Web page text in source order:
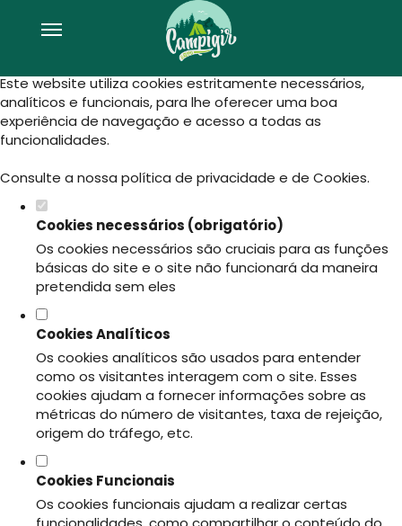
Defina as suas preferências de
cookies para este website.
Este website utiliza cookies estritamente necessários,
analíticos e funcionais, para lhe oferecer uma boa
experiência de navegação e acesso a todas as
funcionalidades.
Consulte a nossa política de privacidade e de Cookies.
Cookies necessários (obrigatório)
Os cookies necessários são cruciais para as funções
básicas do site e o site não funcionará da maneira
pretendida sem eles
Cookies Analíticos
Os cookies analíticos são usados para entender
como os visitantes interagem com o site. Esses
cookies ajudam a fornecer informações sobre as
métricas do número de visitantes, taxa de rejeição,
origem do tráfego, etc.
Cookies Funcionais
Os cookies funcionais ajudam a realizar certas